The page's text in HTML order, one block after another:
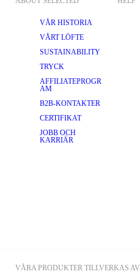
VÅR HISTORIA
VÅRT LÖFTE
SUSTAINABILITY
TRYCK
AFFILIATEPROGR
AM
B2B-KONTAKTER
CERTIFIKAT
JOBB OCH
KARRIÄR
VÅRA PRODUKTER TILLVERKAS AV